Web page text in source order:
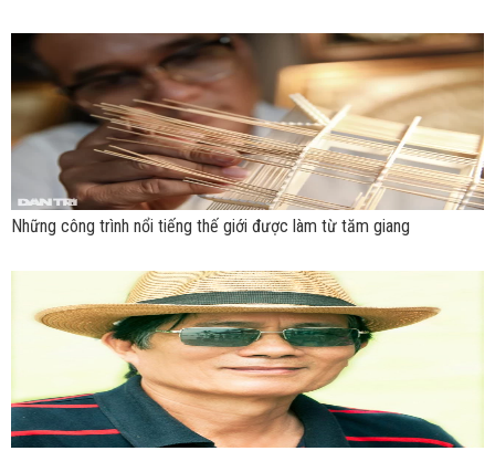
Những công trình nổi tiếng thế giới được làm từ tăm giang